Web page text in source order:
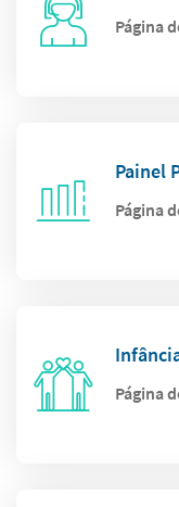
Página
Painel
Página
Página